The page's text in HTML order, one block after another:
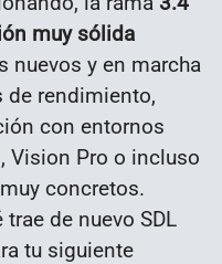
muy sólida
nuevos y en marcha
de rendimiento,
con entornos
Vision Pro o incluso
concretos.
de nuevo SDL
tu siguiente